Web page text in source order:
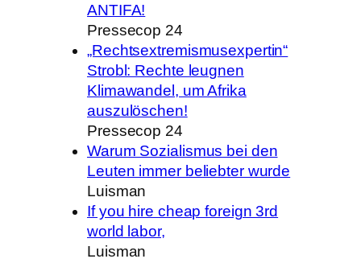
ANTIFA!
Pressecop 24
„Rechtsextremismusexpertin“
Strobl: Rechte leugnen
Klimawandel, um Afrika
auszulöschen!
Pressecop 24
Warum Sozialismus bei den
Leuten immer beliebter wurde
Luisman
If you hire cheap foreign 3rd
world labor,
Luisman